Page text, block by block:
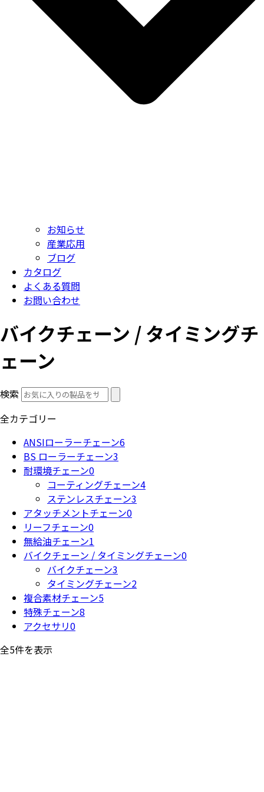
お知らせ
産業応用
ブログ
カタログ
よくある質問
お問い合わせ
バイクチェーン / タイミングチ
ェーン
検索
全カテゴリー
ANSIローラーチェーン6
BS ローラーチェーン3
耐環境チェーン0
コーティングチェーン4
ステンレスチェーン3
アタッチメントチェーン0
リーフチェーン0
無給油チェーン1
バイクチェーン / タイミングチェーン0
バイクチェーン3
タイミングチェーン2
複合素材チェーン5
特殊チェーン8
アクセサリ0
全5件を表示